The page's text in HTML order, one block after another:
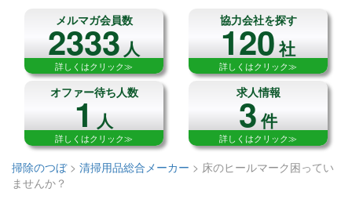
メルマガ会員数
2333人
詳しくはクリック≫
協力会社を探す
120社
詳しくはクリック≫
オファー待ち人数
1人
詳しくはクリック≫
求人情報
3件
詳しくはクリック≫
掃除のつぼ> 清掃用品総合メーカー > 床のヒールマーク困ってい
ませんか？